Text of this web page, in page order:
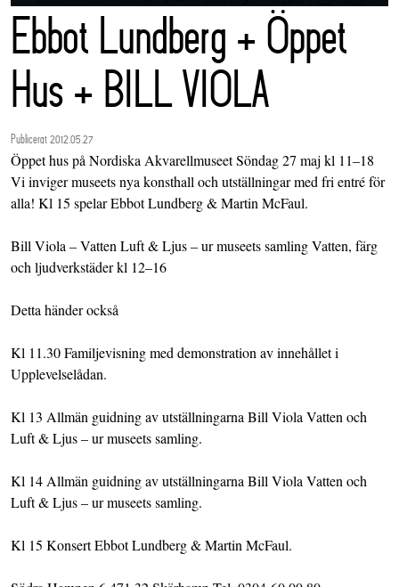
Ebbot Lundberg + Öppet
Hus + BILL VIOLA
Publicerat 2012.05.27
Öppet hus på Nordiska Akvarellmuseet Söndag 27 maj kl 11–18
Vi inviger museets nya konsthall och utställningar med fri entré för
alla! Kl 15 spelar Ebbot Lundberg & Martin McFaul.
Bill Viola – Vatten Luft & Ljus – ur museets samling Vatten, färg
och ljudverkstäder kl 12–16
Detta händer också
Kl 11.30 Familjevisning med demonstration av innehållet i
Upplevelselådan.
Kl 13 Allmän guidning av utställningarna Bill Viola Vatten och
Luft & Ljus – ur museets samling.
Kl 14 Allmän guidning av utställningarna Bill Viola Vatten och
Luft & Ljus – ur museets samling.
Kl 15 Konsert Ebbot Lundberg & Martin McFaul.